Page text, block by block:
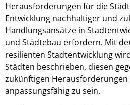
Herausforderungen für die
Entwicklung nachhaltiger und
Handlungsansätze in
und Städtebau erfordern. Mit
resilienten Stadtentwicklung
Städten beschrieben, diesen
zukünftigen
anpassungsfähig zu sein.